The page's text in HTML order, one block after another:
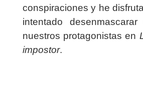
conspiraciones y he
intentado
nuestros protagonistas en
impostor.